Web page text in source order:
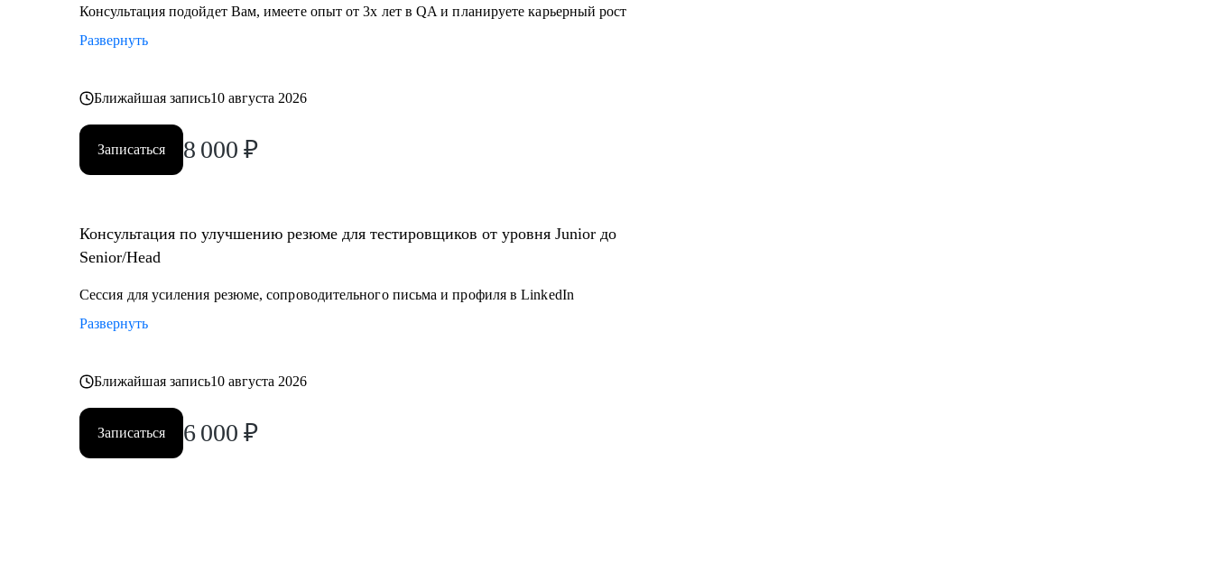
• Начинающий / Junior QA
• QA Lead
Консультация подойдет Вам, имеете опыт от 3х лет в QA и планируете карьерный рост
Развернуть
Ближайшая запись10 августа 2026
Записаться 8 000 ₽
Консультация по улучшению резюме для тестировщиков от уровня Junior до
Senior/Head
Сессия для усиления резюме, сопроводительного письма и профиля в LinkedIn
Развернуть
Ближайшая запись10 августа 2026
Записаться 6 000 ₽